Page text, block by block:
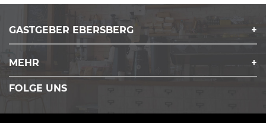
GASTGEBER EBERSBERG
MEHR
FOLGE UNS